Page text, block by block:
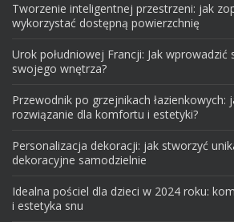
Tworzenie inteligentnej przestrzeni: jak
wykorzystać dostępną powierzchnię
Urok południowej Francji: Jak wprowadzić
swojego wnętrza?
Przewodnik po grzejnikach łazienkowych:
rozwiązanie dla komfortu i estetyki?
Personalizacja dekoracji: jak stworzyć
dekoracyjne samodzielnie
Idealna pościel dla dzieci w 2024 roku:
i estetyka snu